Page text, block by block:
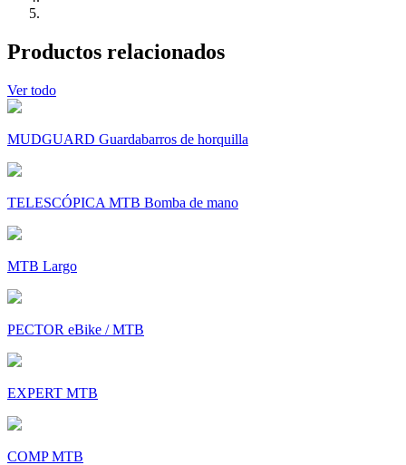
Productos relacionados
Ver todo
MUDGUARD Guardabarros de horquilla
TELESCÓPICA MTB Bomba de mano
MTB Largo
PECTOR eBike / MTB
EXPERT MTB
COMP MTB